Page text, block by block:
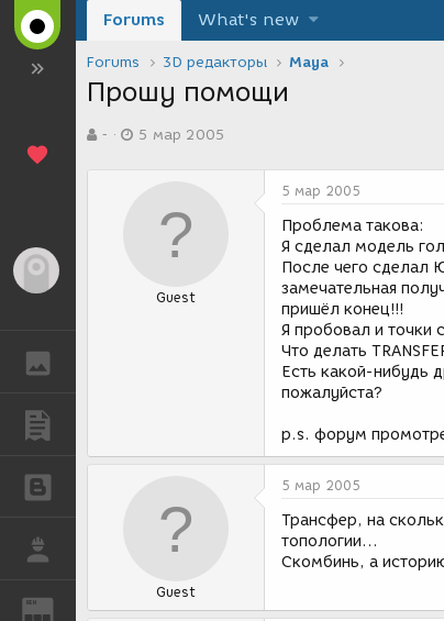
REN ЖУРНАЛ
Forums What's new
Forums 3D редакторы Maya
Прошу помощи
в-
а
5 мар 2005
Guest
5 мар 2005
Проблема такова:
Я сделал модель
После чего сделал
замечательная
пришёл конец!!!
Я пробовал и точки
Что делать
Есть какой-нибудь
пожалуйста?
p.s. форум
Guest
5 мар 2005
Трансфер, на
топологии...
Скомбинь, а